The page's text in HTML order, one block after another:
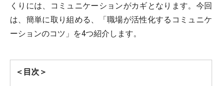
くりには、コミュニケーションがカギとなります。今回
は、簡単に取り組める、「職場が活性化するコミュニケ
ーションのコツ」を4つ紹介します。
＜目次＞